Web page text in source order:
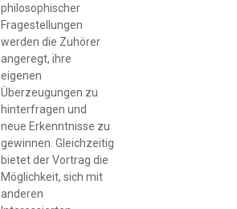
philosophischer
Fragestellungen
werden die Zuhörer
angeregt, ihre
eigenen
Überzeugungen zu
hinterfragen und
neue Erkenntnisse zu
gewinnen. Gleichzeitig
bietet der Vortrag die
Möglichkeit, sich mit
anderen